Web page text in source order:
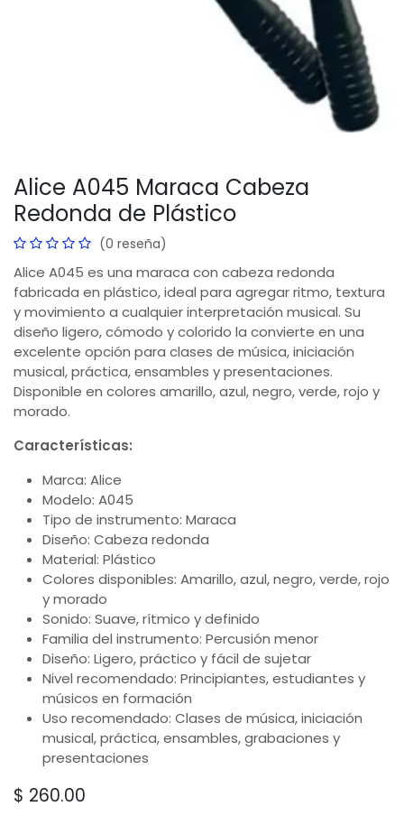
Alice A045 Maraca Cabeza
Redonda de Plástico
(0 reseña)
Alice A045 es una maraca con cabeza redonda
fabricada en plástico, ideal para agregar ritmo, textura
y movimiento a cualquier interpretación musical. Su
diseño ligero, cómodo y colorido la convierte en una
excelente opción para clases de música, iniciación
musical, práctica, ensambles y presentaciones.
Disponible en colores amarillo, azul, negro, verde, rojo y
morado.
Características:
Marca: Alice
Modelo: A045
Tipo de instrumento: Maraca
Diseño: Cabeza redonda
Material: Plástico
Colores disponibles: Amarillo, azul, negro, verde, rojo
y morado
Sonido: Suave, rítmico y definido
Familia del instrumento: Percusión menor
Diseño: Ligero, práctico y fácil de sujetar
Nivel recomendado: Principiantes, estudiantes y
músicos en formación
Uso recomendado: Clases de música, iniciación
musical, práctica, ensambles, grabaciones y
presentaciones
$ 260.00